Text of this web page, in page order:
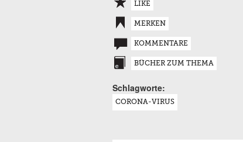
LIKE
MERKEN
KOMMENTARE
BÜCHER ZUM THEMA
Schlagworte:
CORONA-VIRUS